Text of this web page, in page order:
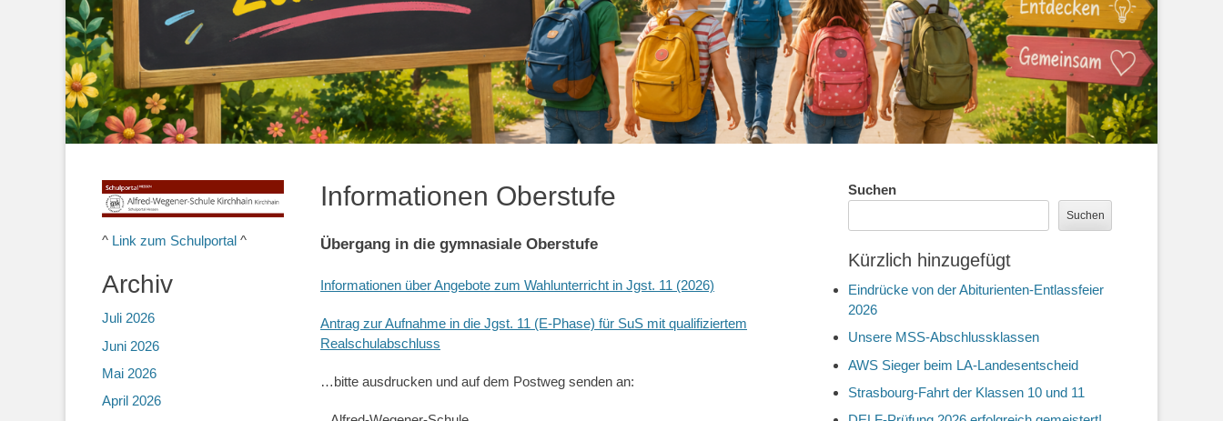
Informationen Oberstufe
Übergang in die gymnasiale Oberstufe
Informationen über Angebote zum Wahlunterricht in Jgst. 11 (2026)
Antrag zur Aufnahme in die Jgst. 11 (E-Phase) für SuS mit qualifiziertem
Realschulabschluss
…bitte ausdrucken und auf dem Postweg senden an:
Suchen
Suchen
Kürzlich hinzugefügt
Eindrücke von der Abiturienten-Entlassfeier
2026
Unsere MSS-Abschlussklassen
AWS Sieger beim LA-Landesentscheid
Strasbourg-Fahrt der Klassen 10 und 11
^ Link zum Schulportal ^
Archiv
Juli 2026
Juni 2026
Mai 2026
April 2026